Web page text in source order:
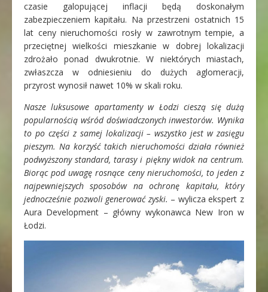
czasie galopującej inflacji będą doskonałym
zabezpieczeniem kapitału. Na przestrzeni ostatnich 15
lat ceny nieruchomości rosły w zawrotnym tempie, a
przeciętnej wielkości mieszkanie w dobrej lokalizacji
zdrożało ponad dwukrotnie. W niektórych miastach,
zwłaszcza w odniesieniu do dużych aglomeracji,
przyrost wynosił nawet 10% w skali roku.
Nasze luksusowe apartamenty w Łodzi cieszą się dużą
popularnością wśród doświadczonych inwestorów. Wynika
to po części z samej lokalizacji – wszystko jest w zasięgu
pieszym. Na korzyść takich nieruchomości działa również
podwyższony standard, tarasy i piękny widok na centrum.
Biorąc pod uwagę rosnące ceny nieruchomości, to jeden z
najpewniejszych sposobów na ochronę kapitału, który
jednocześnie pozwoli generować zyski. – wylicza ekspert z
Aura Development – główny wykonawca New Iron w
Łodzi.